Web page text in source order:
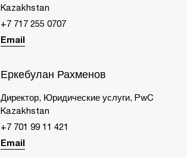
Kazakhstan
+7 717 255 0707​
Email
Еркебулан Рахменов
Директор, Юридические услуги, PwC
Kazakhstan
+7 701 99 11 421
Email